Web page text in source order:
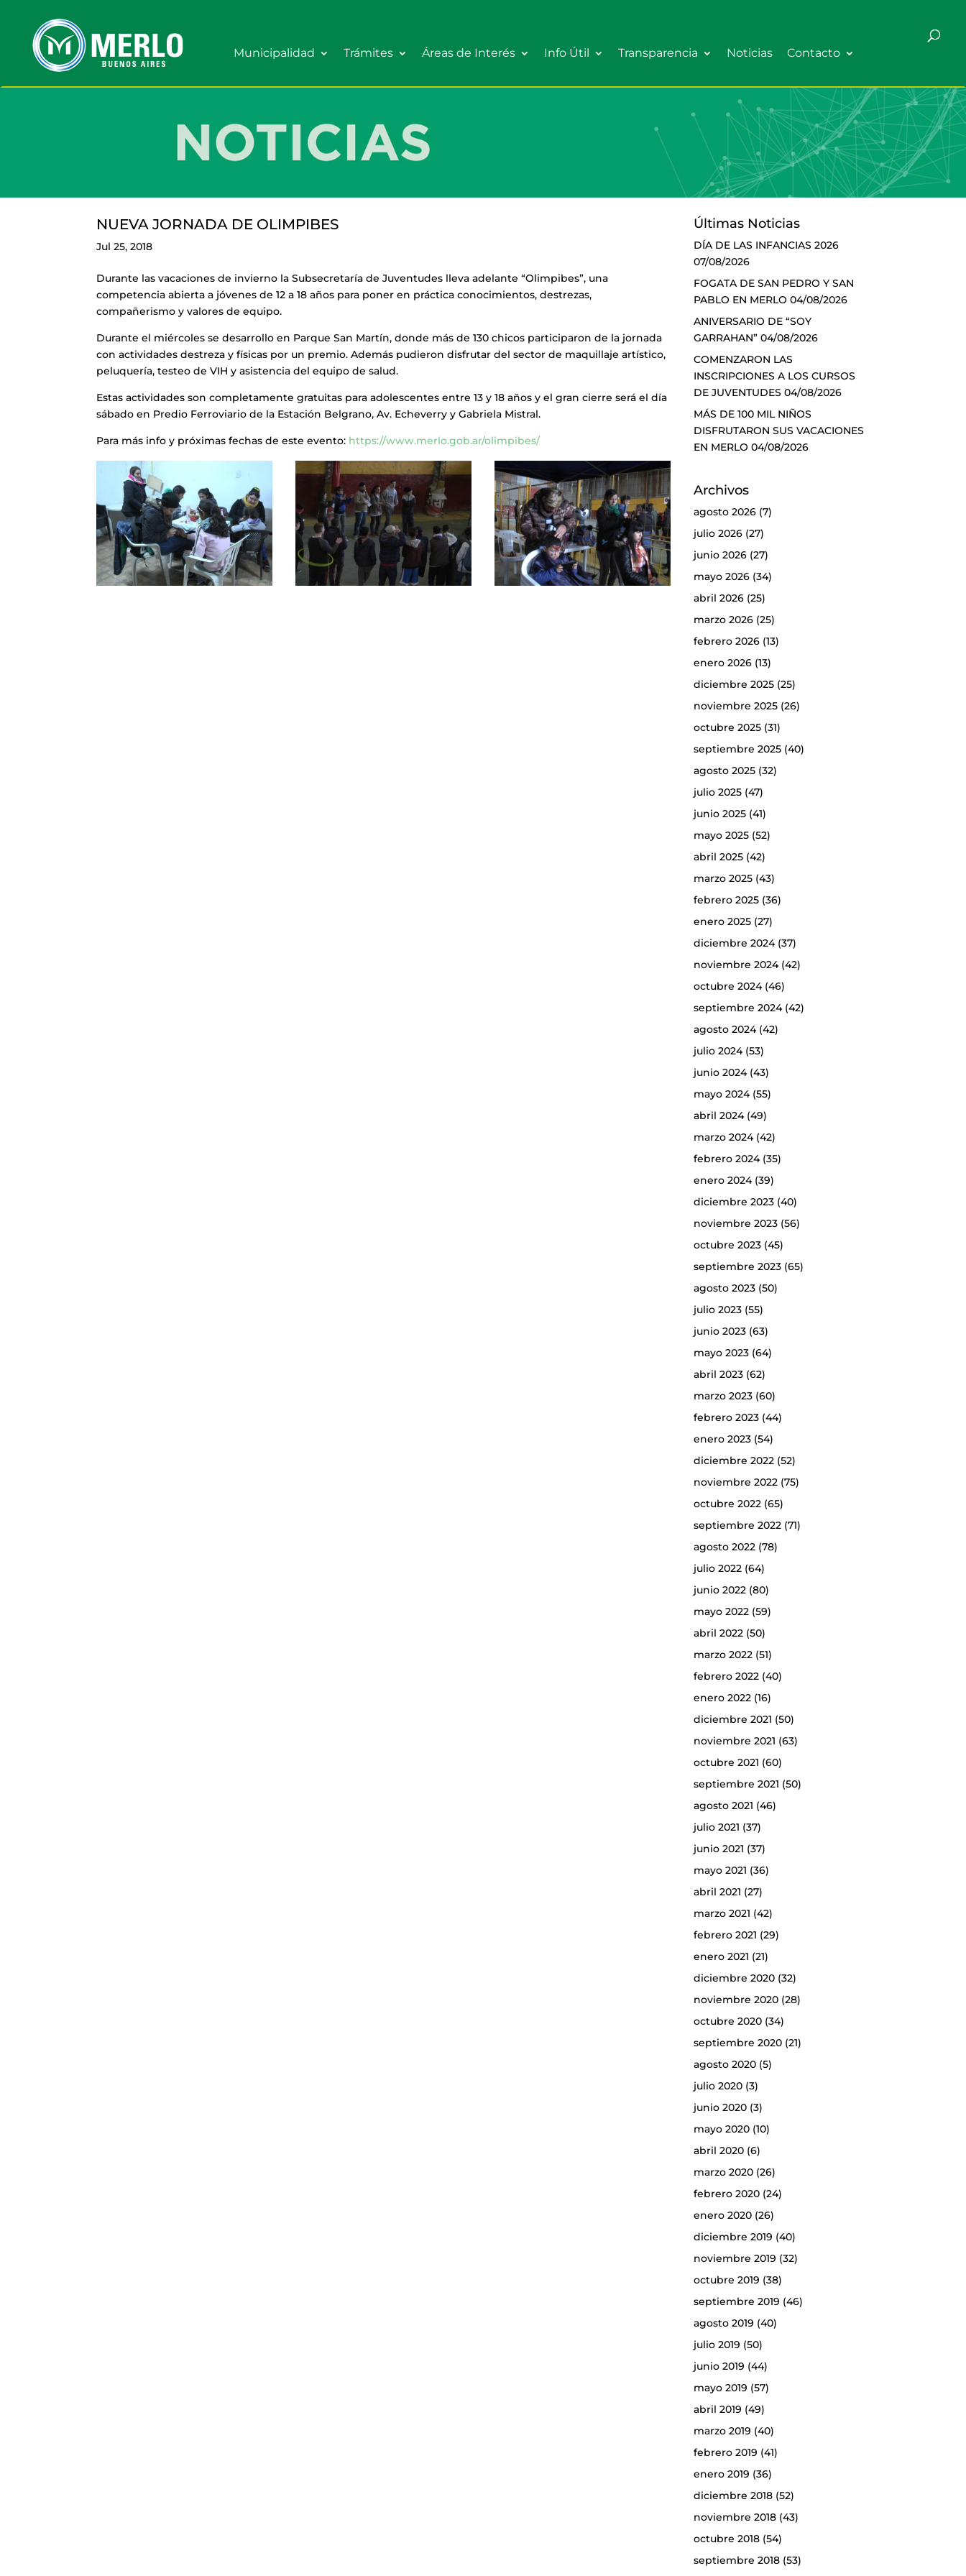
Municipalidad Trámites Áreas de Interés Info Útil Transparencia Noticias Contacto
NUEVA JORNADA DE OLIMPIBES
Jul 25, 2018
Durante las vacaciones de invierno la Subsecretaría de Juventudes lleva adelante “Olimpibes”, una
competencia abierta a jóvenes de 12 a 18 años para poner en práctica conocimientos, destrezas,
compañerismo y valores de equipo.
Durante el miércoles se desarrollo en Parque San Martín, donde más de 130 chicos participaron de la jornada
con actividades destreza y físicas por un premio. Además pudieron disfrutar del sector de maquillaje artístico,
peluquería, testeo de VIH y asistencia del equipo de salud.
Estas actividades son completamente gratuitas para adolescentes entre 13 y 18 años y el gran cierre será el día
sábado en Predio Ferroviario de la Estación Belgrano, Av. Echeverry y Gabriela Mistral.
Para más info y próximas fechas de este evento: https://www.merlo.gob.ar/olimpibes/
Últimas Noticias
DÍA DE LAS INFANCIAS 2026
07/08/2026
FOGATA DE SAN PEDRO Y SAN
PABLO EN MERLO 04/08/2026
ANIVERSARIO DE “SOY
GARRAHAN” 04/08/2026
COMENZARON LAS
INSCRIPCIONES A LOS CURSOS
DE JUVENTUDES 04/08/2026
MÁS DE 100 MIL NIÑOS
DISFRUTARON SUS VACACIONES
EN MERLO 04/08/2026
Archivos
agosto 2026(7)
julio 2026(27)
junio 2026(27)
mayo 2026(34)
abril 2026(25)
marzo 2026(25)
febrero 2026(13)
enero 2026(13)
diciembre 2025(25)
noviembre 2025(26)
octubre 2025(31)
septiembre 2025(40)
agosto 2025(32)
julio 2025(47)
junio 2025(41)
mayo 2025(52)
abril 2025(42)
marzo 2025(43)
febrero 2025(36)
enero 2025(27)
diciembre 2024(37)
noviembre 2024(42)
octubre 2024(46)
septiembre 2024(42)
agosto 2024(42)
julio 2024(53)
junio 2024(43)
mayo 2024(55)
abril 2024(49)
marzo 2024(42)
febrero 2024(35)
enero 2024(39)
diciembre 2023(40)
noviembre 2023(56)
octubre 2023(45)
septiembre 2023(65)
agosto 2023(50)
julio 2023(55)
junio 2023(63)
mayo 2023(64)
abril 2023(62)
marzo 2023(60)
febrero 2023(44)
enero 2023(54)
diciembre 2022(52)
noviembre 2022(75)
octubre 2022(65)
septiembre 2022(71)
agosto 2022(78)
julio 2022(64)
junio 2022(80)
mayo 2022(59)
abril 2022(50)
marzo 2022(51)
febrero 2022(40)
enero 2022(16)
diciembre 2021 (50)
noviembre 2021 (63)
octubre 2021 (60)
septiembre 2021 (50)
agosto 2021 (46)
julio 2021 (37)
junio 2021 (37)
mayo 2021 (36)
abril 2021 (27)
marzo 2021 (42)
febrero 2021 (29)
enero 2021 (21)
diciembre 2020(32)
noviembre 2020(28)
octubre 2020(34)
septiembre 2020(21)
agosto 2020(5)
julio 2020(3)
junio 2020(3)
mayo 2020(10)
abril 2020(6)
marzo 2020(26)
febrero 2020(24)
enero 2020(26)
diciembre 2019 (40)
noviembre 2019 (32)
octubre 2019 (38)
septiembre 2019 (46)
agosto 2019 (40)
julio 2019 (50)
junio 2019 (44)
mayo 2019 (57)
abril 2019 (49)
marzo 2019 (40)
febrero 2019 (41)
enero 2019 (36)
diciembre 2018(52)
noviembre 2018(43)
octubre 2018(54)
septiembre 2018(53)